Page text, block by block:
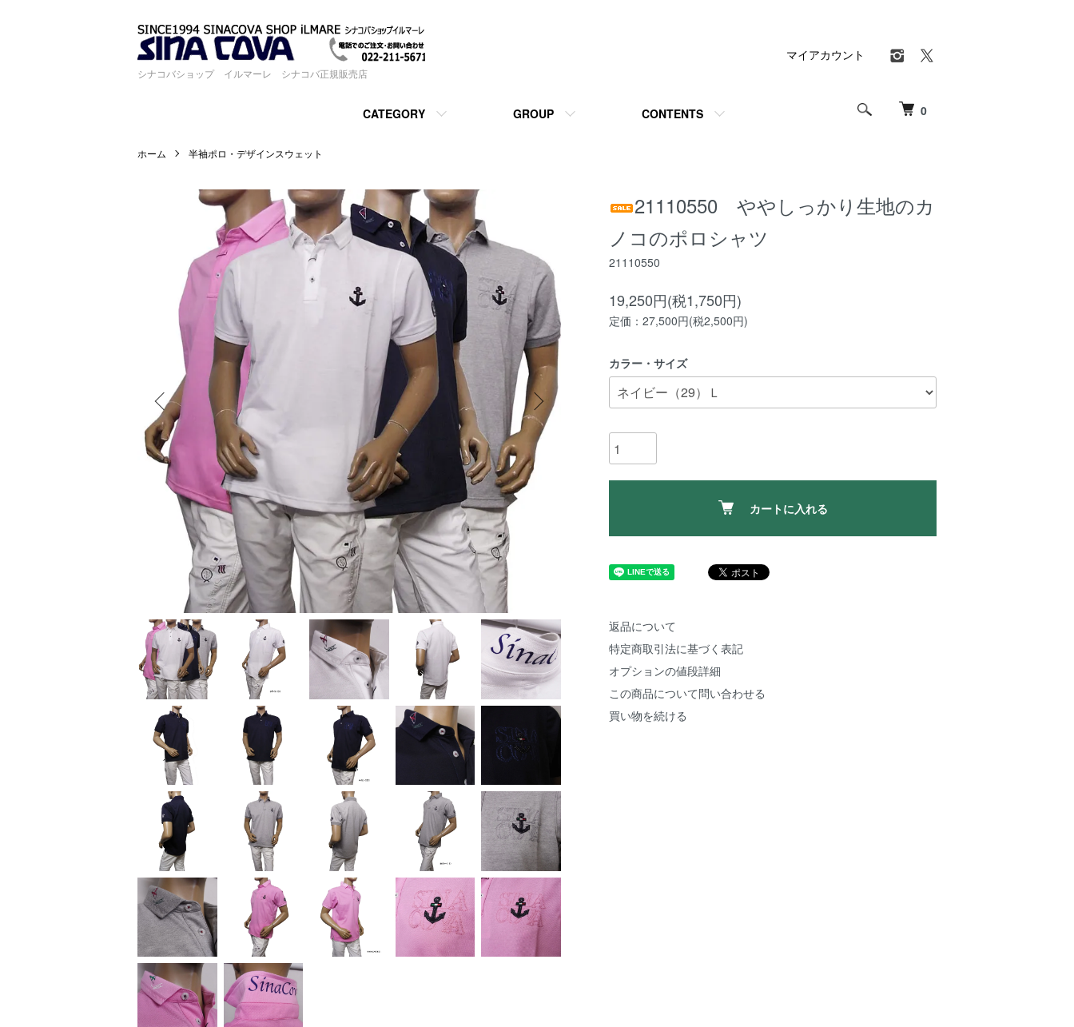
シナコバショップ イルマーレ シナコバ正規販売店
0
CATEGORY GROUP CONTENTS
マイアカウント
ホーム 半袖ポロ・デザインスウェット
21110550 ややしっかり生地のカ
ノコのポロシャツ
21110550
19,250円(税1,750円)
定価：27,500円(税2,500円)
カラー・サイズ
カートに入れる
返品について
特定商取引法に基づく表記
オプションの値段詳細
この商品について問い合わせる
買い物を続ける